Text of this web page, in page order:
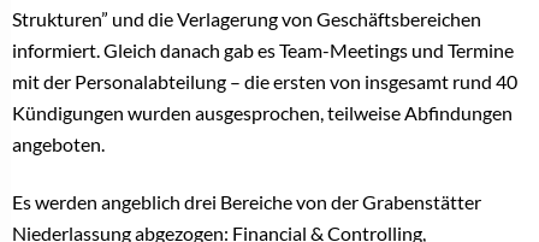
Strukturen” und die Verlagerung von Geschäftsbereichen
informiert. Gleich danach gab es Team-Meetings und Termine
mit der Personalabteilung – die ersten von insgesamt rund 40
Kündigungen wurden ausgesprochen, teilweise Abfindungen
angeboten.
Es werden angeblich drei Bereiche von der Grabenstätter
Niederlassung abgezogen: Financial & Controlling,